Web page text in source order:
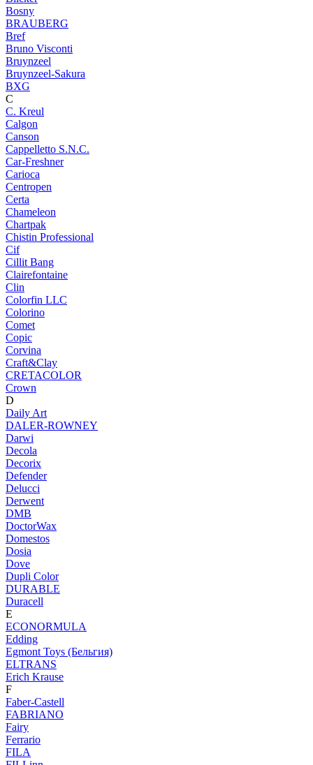
Bosny
BRAUBERG
Bref
Bruno Visconti
Bruynzeel
Bruynzeel-Sakura
BXG
C
C. Kreul
Calgon
Canson
Cappelletto S.N.C.
Car-Freshner
Carioca
Centropen
Certa
Chameleon
Chartpak
Chistin Professional
Cif
Cillit Bang
Clairefontaine
Clin
Colorfin LLC
Colorino
Comet
Copic
Corvina
Craft&Clay
CRETACOLOR
Crown
D
Daily Art
DALER-ROWNEY
Darwi
Decola
Decorix
Defender
Delucci
Derwent
DMB
DoctorWax
Domestos
Dosia
Dove
Dupli Color
DURABLE
Duracell
E
ECONORMULA
Edding
Egmont Toys (Бельгия)
ELTRANS
Erich Krause
F
Faber-Castell
FABRIANO
Fairy
Ferrario
FILA